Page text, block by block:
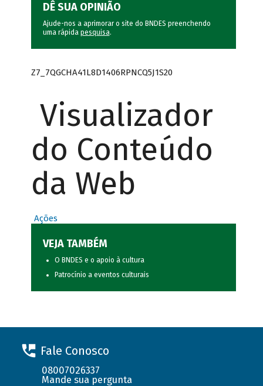
DÊ SUA OPINIÃO
Ajude-nos a aprimorar o site do BNDES preenchendo
uma rápida pesquisa.
Z7_7QGCHA41L8D1406RPNCQ5J1S20
Visualizador
do Conteúdo
da Web
Ações
VEJA TAMBÉM
O BNDES e o apoio à cultura
Patrocínio a eventos culturais
Fale Conosco
08007026337
Mande sua pergunta